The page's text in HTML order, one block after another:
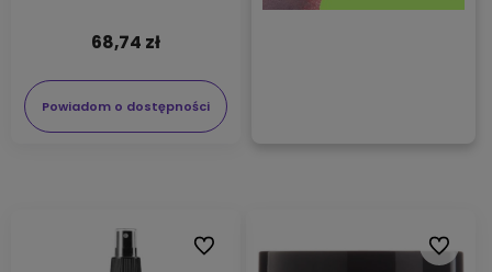
68,74 zł
Powiadom o dostępności
Do ulubionych Do